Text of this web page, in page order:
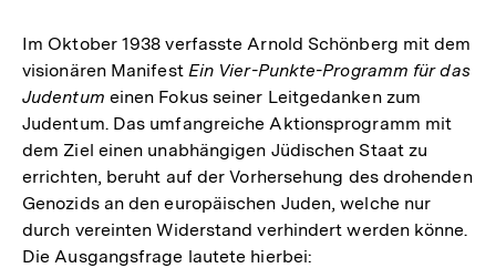
Im Oktober 1938 verfasste Arnold Schönberg mit dem
visionären Manifest Ein Vier-Punkte-Programm für das
Judentum einen Fokus seiner Leitgedanken zum
Judentum. Das umfangreiche Aktionsprogramm mit
dem Ziel einen unabhängigen Jüdischen Staat zu
errichten, beruht auf der Vorhersehung des drohenden
Genozids an den europäischen Juden, welche nur
durch vereinten Widerstand verhindert werden könne.
Die Ausgangsfrage lautete hierbei: